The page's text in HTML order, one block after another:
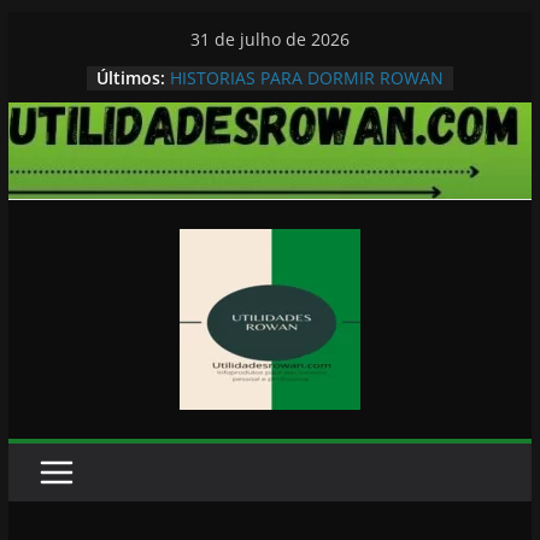
conteúdo
31 de julho de 2026
Últimos: HISTORIAS PARA DORMIR ROWAN